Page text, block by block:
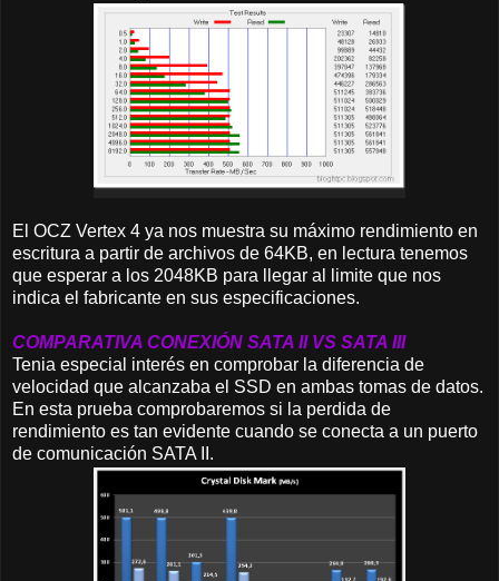
El OCZ Vertex 4 ya nos muestra su máximo rendimiento en
escritura a partir de archivos de 64KB, en lectura tenemos
que esperar a los 2048KB para llegar al limite que nos
indica el fabricante en sus especificaciones.
COMPARATIVA CONEXIÓN SATA II VS SATA III
Tenia especial interés en comprobar la diferencia de
velocidad que alcanzaba el SSD en ambas tomas de datos.
En esta prueba comprobaremos si la perdida de
rendimiento es tan evidente cuando se conecta a un puerto
de comunicación SATA II.